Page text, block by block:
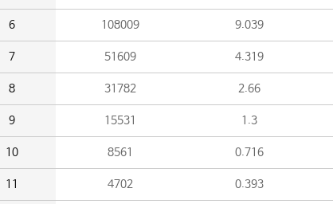
6 108009 9.039
7 51609 4.319
8 31782 2.66
9 15531 1.3
10 8561 0.716
11 4702 0.393